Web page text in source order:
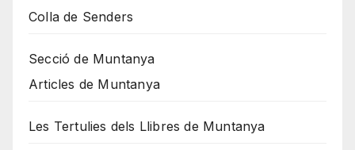
Colla de Senders
Secció de Muntanya
Articles de Muntanya
Les Tertulies dels Llibres de Muntanya